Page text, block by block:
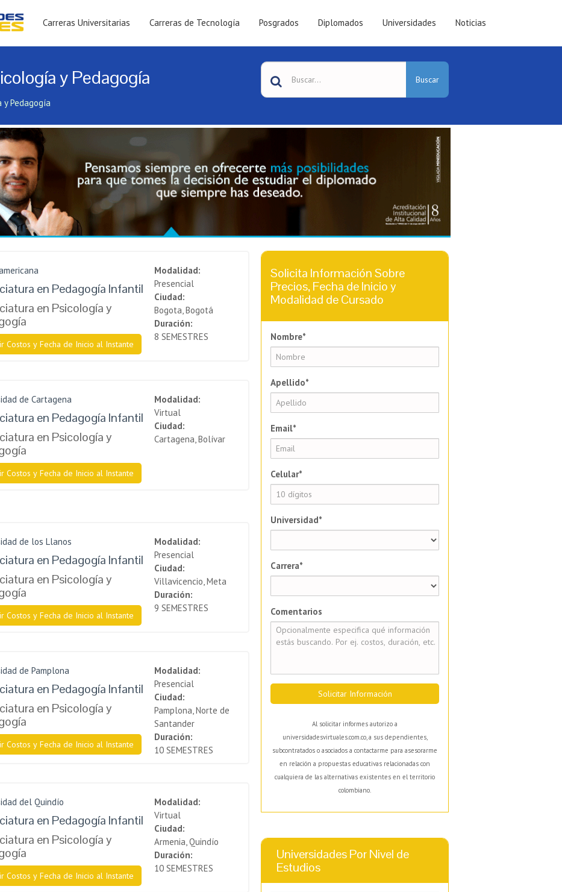
Carreras Universitarias Carreras de Tecnología Posgrados Diplomados Universidades Noticias
y Pedagogía
y Pedagogía
Buscar
en Pedagogía Infantil
en Psicología y
Costos y Fecha de Inicio al Instante
Modalidad:
Presencial
Ciudad:
Bogota, Bogotá
Duración:
8 SEMESTRES
de Cartagena
en Pedagogía Infantil
en Psicología y
Costos y Fecha de Inicio al Instante
Modalidad:
Virtual
Ciudad:
Cartagena, Bolívar
de los Llanos
en Pedagogía Infantil
en Psicología y
Costos y Fecha de Inicio al Instante
Modalidad:
Presencial
Ciudad:
Villavicencio, Meta
Duración:
9 SEMESTRES
de Pamplona
en Pedagogía Infantil
en Psicología y
Costos y Fecha de Inicio al Instante
Modalidad:
Presencial
Ciudad:
Pamplona, Norte de
Santander
Duración:
10 SEMESTRES
del Quindío
en Pedagogía Infantil
en Psicología y
Costos y Fecha de Inicio al Instante
Modalidad:
Virtual
Ciudad:
Armenia, Quindío
Duración:
10 SEMESTRES
Solicita Información Sobre
Precios, Fecha de Inicio y
Modalidad de Cursado
Nombre*
Apellido*
Email*
Celular*
Universidad*
Carrera*
Comentarios
Solicitar Información
Al solicitar informes autorizo a
universidadesvirtuales.com.co, a sus dependientes,
subcontratados o asociados a contactarme para asesorarme
en relación a propuestas educativas relacionadas con
cualquiera de las alternativas existentes en el territorio
colombiano.
Universidades Por Nivel de
Estudios